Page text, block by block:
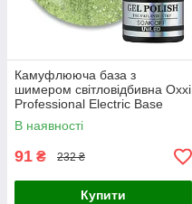
Камуфлююча база з
шимером світловідбивна Oxxi
Professional Electric Base
№03 оливково-салатовий, 10
мл
В наявності
91 ₴ 232 ₴
Купити